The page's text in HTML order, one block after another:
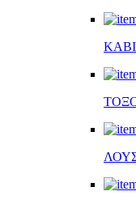
ΤΟΞΟ